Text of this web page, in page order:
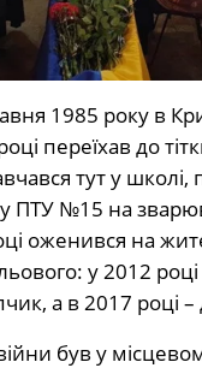
1985 року в
переїхав до
тут у школі,
ПТУ №15 на
оженився на
у 2012
а в 2017 році –
був у